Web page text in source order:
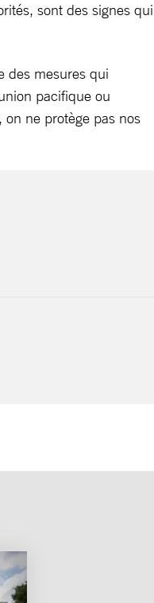
sont des signes qui
des mesures qui
pacifique ou
ne protège pas nos